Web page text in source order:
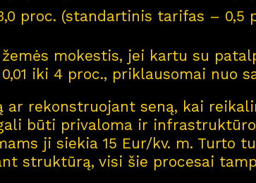
proc. (standartinis tarifas – 0,5
mokestis, jei kartu su
iki 4 proc., priklausomai nuo
ar rekonstruojant seną, kai
būti privaloma ir
ji siekia 15 Eur/kv. m.
struktūrą, visi šie procesai